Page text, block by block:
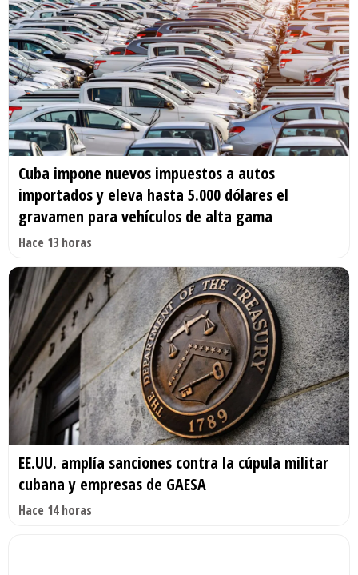
Cuba impone nuevos impuestos a autos
importados y eleva hasta 5.000 dólares el
gravamen para vehículos de alta gama
Hace 13 horas
EE.UU. amplía sanciones contra la cúpula militar
cubana y empresas de GAESA
Hace 14 horas